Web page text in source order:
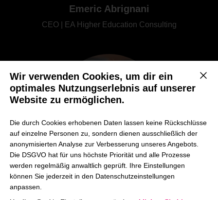
Emeric Abrignani
CEO | EA Higher Education Consulting
Elsa del Castillo Mory
Mit
Wir verwenden Cookies, um dir ein
optimales Nutzungserlebnis auf unserer
Website zu ermöglichen.
Die durch Cookies erhobenen Daten lassen keine Rückschlüsse
auf einzelne Personen zu, sondern dienen ausschließlich der
anonymisierten Analyse zur Verbesserung unseres Angebots.
Die DSGVO hat für uns höchste Priorität und alle Prozesse
werden regelmäßig anwaltlich geprüft. Ihre Einstellungen
können Sie jederzeit in den Datenschutzeinstellungen
anpassen.